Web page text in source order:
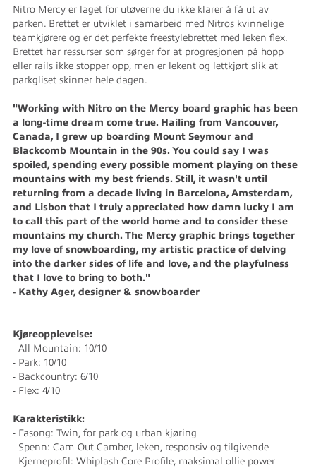
Nitro Mercy er laget for utøverne du ikke klarer å få ut av
parken. Brettet er utviklet i samarbeid med Nitros kvinnelige
teamkjørere og er det perfekte freestylebrettet med leken flex.
Brettet har ressurser som sørger for at progresjonen på hopp
eller rails ikke stopper opp, men er lekent og lettkjørt slik at
parkgliset skinner hele dagen.
"Working with Nitro on the Mercy board graphic has been
a long-time dream come true. Hailing from Vancouver,
Canada, I grew up boarding Mount Seymour and
Blackcomb Mountain in the 90s. You could say I was
spoiled, spending every possible moment playing on these
mountains with my best friends. Still, it wasn't until
returning from a decade living in Barcelona, Amsterdam,
and Lisbon that I truly appreciated how damn lucky I am
to call this part of the world home and to consider these
mountains my church. The Mercy graphic brings together
my love of snowboarding, my artistic practice of delving
into the darker sides of life and love, and the playfulness
that I love to bring to both."
- Kathy Ager, designer & snowboarder
Kjøreopplevelse:
- All Mountain: 10/10
- Park: 10/10
- Backcountry: 6/10
- Flex: 4/10
Karakteristikk:
- Fasong: Twin, for park og urban kjøring
- Spenn: Cam-Out Camber, leken, responsiv og tilgivende
- Kjerneprofil: Whiplash Core Profile, maksimal ollie power